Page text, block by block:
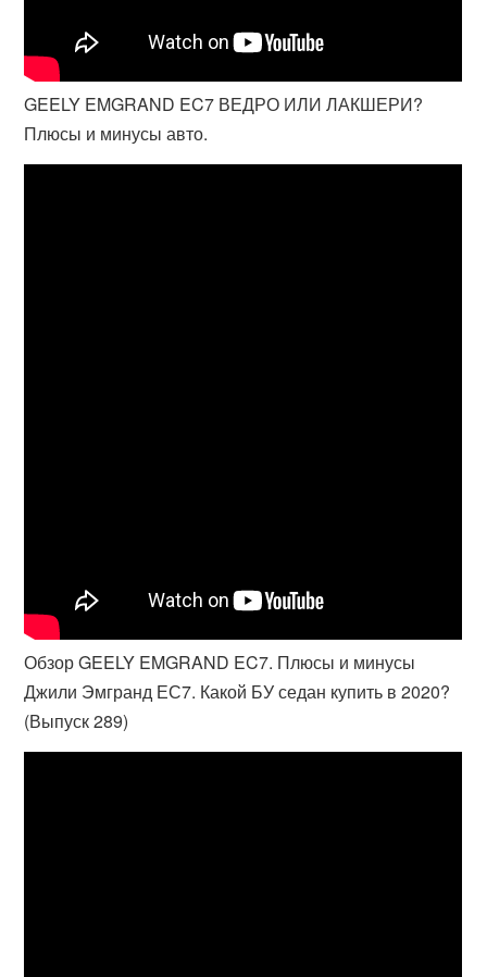
GEELY EMGRAND EC7 ВЕДРО ИЛИ ЛАКШЕРИ?
Плюсы и минусы авто.
Обзор GEELY EMGRAND EC7. Плюсы и минусы
Джили Эмгранд ЕС7. Какой БУ седан купить в 2020?
(Выпуск 289)